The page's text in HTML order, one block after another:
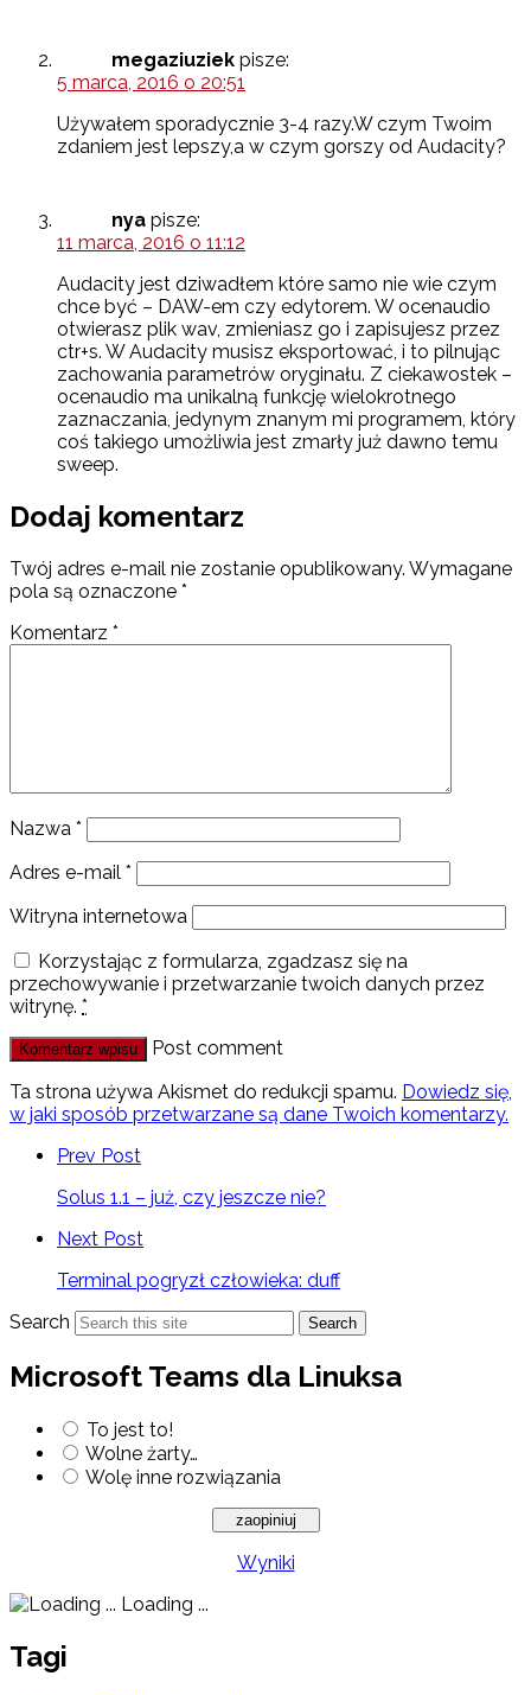
megaziuziek pisze:
5 marca, 2016 o 20:51
Używałem sporadycznie 3-4 razy.W czym Twoim
zdaniem jest lepszy,a w czym gorszy od Audacity?
nya pisze:
11 marca, 2016 o 11:12
Audacity jest dziwadłem które samo nie wie czym
chce być – DAW-em czy edytorem. W ocenaudio
otwierasz plik wav, zmieniasz go i zapisujesz przez
ctr+s. W Audacity musisz eksportować, i to pilnując
zachowania parametrów oryginału. Z ciekawostek –
ocenaudio ma unikalną funkcję wielokrotnego
zaznaczania, jedynym znanym mi programem, który
coś takiego umożliwia jest zmarły już dawno temu
sweep.
Dodaj komentarz
Twój adres e-mail nie zostanie opublikowany. Wymagane
pola są oznaczone *
Komentarz *
Nazwa *
Adres e-mail *
Witryna internetowa
Korzystając z formularza, zgadzasz się na
przechowywanie i przetwarzanie twoich danych przez
witrynę. *
Post comment
Ta strona używa Akismet do redukcji spamu. Dowiedz się,
w jaki sposób przetwarzane są dane Twoich komentarzy.
Prev Post
Solus 1.1 – już, czy jeszcze nie?
Next Post
Terminal pogryzł człowieka: duff
Search
Search
Microsoft Teams dla Linuksa
To jest to!
Wolne żarty…
Wolę inne rozwiązania
Wyniki
Loading ...
Tagi